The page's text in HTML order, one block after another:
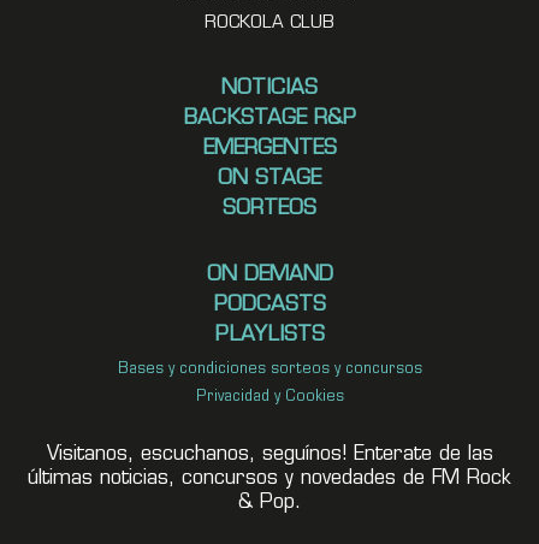
ROCKOLA CLUB
NOTICIAS
BACKSTAGE R&P
EMERGENTES
ON STAGE
SORTEOS
ON DEMAND
PODCASTS
PLAYLISTS
Bases y condiciones sorteos y concursos
Privacidad y Cookies
Visitanos, escuchanos, seguínos! Enterate de las
últimas noticias, concursos y novedades de FM Rock
& Pop.